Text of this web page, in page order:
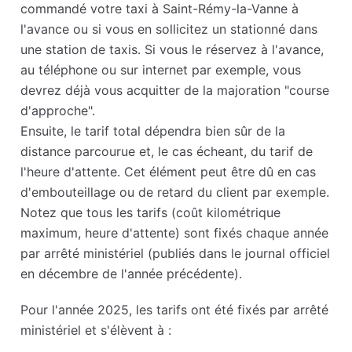
commandé votre taxi à Saint-Rémy-la-Vanne à
l'avance ou si vous en sollicitez un stationné dans
une station de taxis. Si vous le réservez à l'avance,
au téléphone ou sur internet par exemple, vous
devrez déjà vous acquitter de la majoration "course
d'approche".
Ensuite, le tarif total dépendra bien sûr de la
distance parcourue et, le cas écheant, du tarif de
l'heure d'attente. Cet élément peut être dû en cas
d'embouteillage ou de retard du client par exemple.
Notez que tous les tarifs (coût kilométrique
maximum, heure d'attente) sont fixés chaque année
par arrêté ministériel (publiés dans le journal officiel
en décembre de l'année précédente).
Pour l'année 2025, les tarifs ont été fixés par arrêté
ministériel et s'élèvent à :